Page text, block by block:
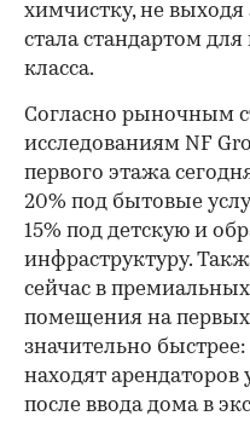
химчистку, не
стала стандартом
класса.
Согласно рыночным
исследованиям NF
первого этажа
20% под бытовые
15% под детскую и
инфраструктуру.
сейчас в
помещения на
значительно
находят арендаторов
после ввода дома в